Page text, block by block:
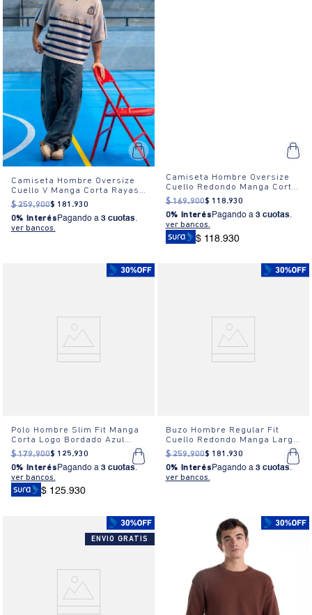
Camiseta Hombre Oversize
Cuello V Manga Corta Rayas
Estampada
$ 259.900$ 181 .930
0% Interés Pagando a 3 cuotas.
ver bancos.
Camiseta Hombre Oversize
Cuello Redondo Manga Corta
Estampada Blanca
$ 169.900$ 118.930
0% Interés Pagando a 3 cuotas.
ver bancos.
$ 118.930
Polo Hombre Slim Fit Manga
Corta Logo Bordado Azul
Claro
$ 179.900$ 125.930
0% Interés Pagando a 3 cuotas.
ver bancos.
$ 125.930
Buzo Hombre Regular Fit
Cuello Redondo Manga Larga
Algodón
$ 259.900$ 181 .930
0% Interés Pagando a 3 cuotas.
ver bancos.
ENVIO GRATIS